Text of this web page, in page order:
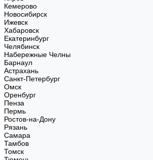
Кемерово
Новосибирск
Ижевск
Хабаровск
Екатеринбург
Челябинск
Набережные Челны
Барнаул
Астрахань
Санкт-Петербург
Омск
Оренбург
Пенза
Пермь
Ростов-на-Дону
Рязань
Самара
Тамбов
Томск